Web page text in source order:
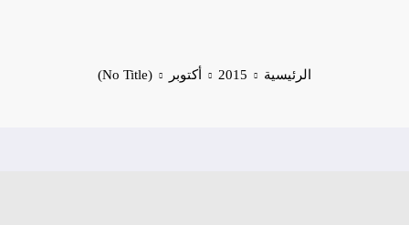
الرئيسية 2015 أكتوبر (No Title)